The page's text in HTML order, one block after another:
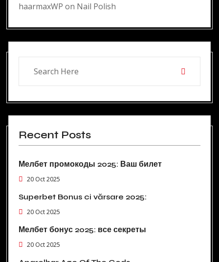
haarmaxWP on Nail Polish
Recent Posts
Мелбет промокоды 2025: Ваш билет
20 Oct 2025
Superbet Bonus ci vărsare 2025:
20 Oct 2025
Мелбет бонус 2025: все секреты
20 Oct 2025